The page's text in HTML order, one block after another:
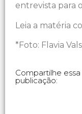
entrevista para
Leia a matéria
*Foto: Flavia
Compartilhe essa
publicação: